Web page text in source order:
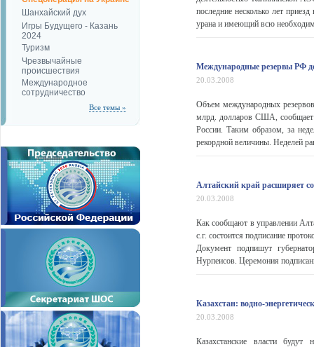
Шанхайский дух
Игры Будущего - Казань
2024
Туризм
Чрезвычайные
происшествия
Международное
сотрудничество
Все темы »
последние несколько лет
урана и имеющий всю
Международные резервы РФ
20.03.2008
Объем международных
млрд. долларов США, сообщает
России. Таким образом, за
рекордной величины. Неделей
Алтайский край расширяет
20.03.2008
Как сообщают в управлении
с.г. состоится подписание
Документ подпишут
Нурпеисов. Церемония
Казахстан: водно-
20.03.2008
Казахстанские власти будут